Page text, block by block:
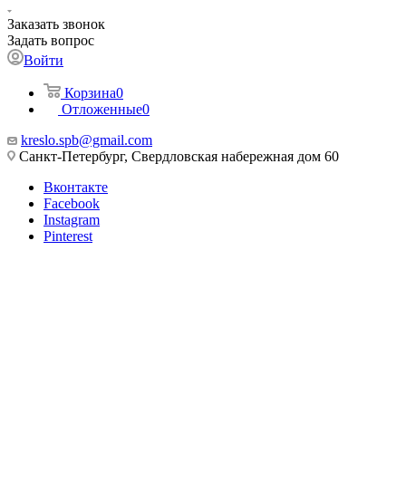
Заказать звонок
Задать вопрос
Войти
Корзина0
Отложенные0
kreslo.spb@gmail.com
Санкт-Петербург, Свердловская набережная дом 60
Вконтакте
Facebook
Instagram
Pinterest